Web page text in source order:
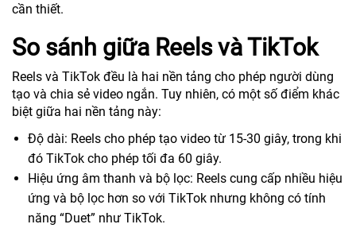
cần thiết.
So sánh giữa Reels và TikTok
Reels và TikTok đều là hai nền tảng cho phép người dùng
tạo và chia sẻ video ngắn. Tuy nhiên, có một số điểm khác
biệt giữa hai nền tảng này:
Độ dài: Reels cho phép tạo video từ 15-30 giây, trong khi
đó TikTok cho phép tối đa 60 giây.
Hiệu ứng âm thanh và bộ lọc: Reels cung cấp nhiều hiệu
ứng và bộ lọc hơn so với TikTok nhưng không có tính
năng “Duet” như TikTok.